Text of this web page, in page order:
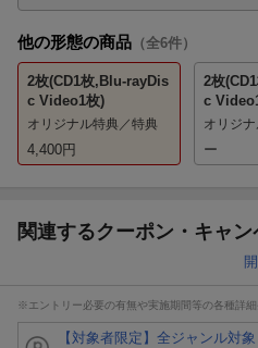
他の形態の商品 （全6件）
2枚(CD1枚,Blu-rayDis
c Video1枚)
オリジナル特典／特典
4,400円
2枚
c
オリジ
ー
関連するクーポン・キャン
※エントリー必要の有無や実施期間等の各種詳
【対象者限定】全ジャンル対